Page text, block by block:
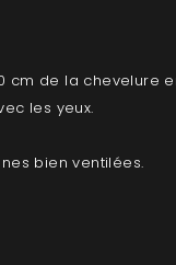
cm de la chevelure
les yeux.
bien ventilées.